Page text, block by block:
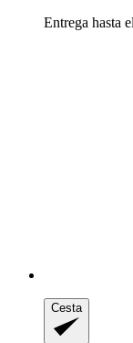
Entrega hasta
Cesta